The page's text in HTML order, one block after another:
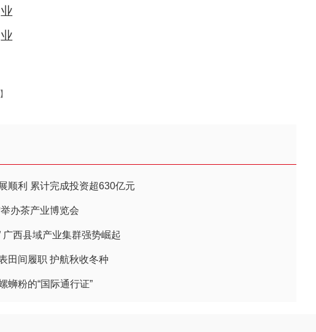
顺利 累计完成投资超630亿元
办茶产业博览会
广西县域产业集群强势崛起
田间履职 护航秋收冬种
蛳粉的“国际通行证”